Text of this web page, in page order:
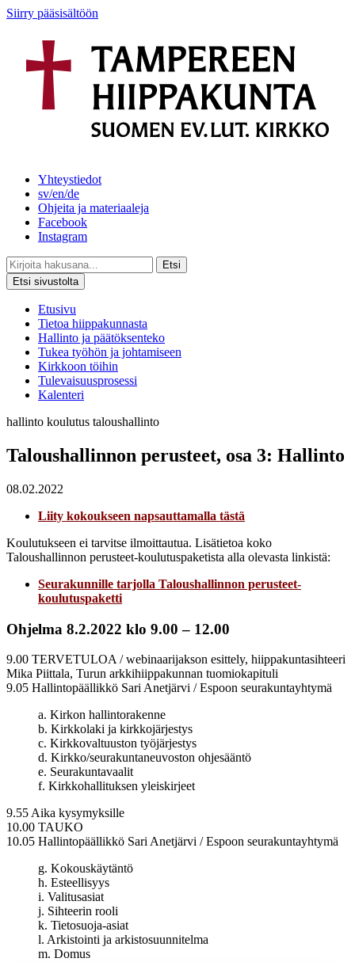
Siirry pääsisältöön
Yhteystiedot
sv/en/de
Ohjeita ja materiaaleja
Facebook
Instagram
Etsi
Etsi sivustolta
Etusivu
Tietoa hiippakunnasta
Hallinto ja päätöksenteko
Tukea työhön ja johtamiseen
Kirkkoon töihin
Tulevaisuusprosessi
Kalenteri
hallinto koulutus taloushallinto
Taloushallinnon perusteet, osa 3: Hallinto
08.02.2022
Liity kokoukseen napsauttamalla tästä
Koulutukseen ei tarvitse ilmoittautua. Lisätietoa koko
Taloushallinnon perusteet-koulutuspaketista alla olevasta linkistä:
Seurakunnille tarjolla Taloushallinnon perusteet-
koulutuspaketti
Ohjelma 8.2.2022 klo 9.00 – 12.00
9.00 TERVETULOA / webinaarijakson esittely, hiippakuntasihteeri
Mika Piittala, Turun arkkihiippakunnan tuomiokapituli
9.05 Hallintopäällikkö Sari Anetjärvi / Espoon seurakuntayhtymä
a. Kirkon hallintorakenne
b. Kirkkolaki ja kirkkojärjestys
c. Kirkkovaltuuston työjärjestys
d. Kirkko/seurakuntaneuvoston ohjesääntö
e. Seurakuntavaalit
f. Kirkkohallituksen yleiskirjeet
9.55 Aika kysymyksille
10.00 TAUKO
10.05 Hallintopäällikkö Sari Anetjärvi / Espoon seurakuntayhtymä
g. Kokouskäytäntö
h. Esteellisyys
i. Valitusasiat
j. Sihteerin rooli
k. Tietosuoja-asiat
l. Arkistointi ja arkistosuunnitelma
m. Domus